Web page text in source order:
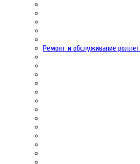
Ремонт и обслуживание роллет